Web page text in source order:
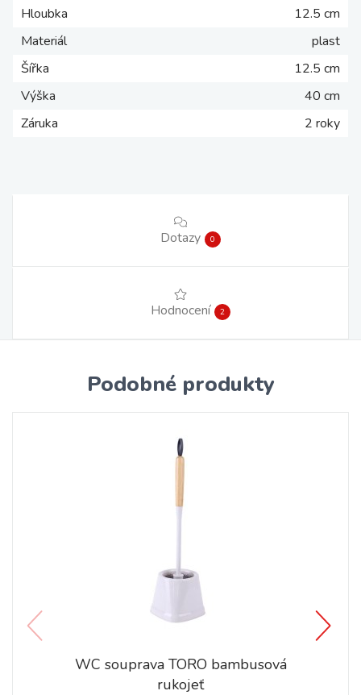
Hloubka
12.5 cm
Materiál
plast
Šířka
12.5 cm
Výška
40 cm
Záruka
2 roky
Dotazy 0
Hodnocení 2
Podobné produkty
WC souprava TORO bambusová
rukojeť